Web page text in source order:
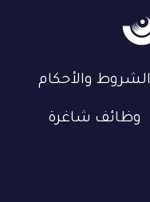
الشروط والأحكام
وظائف شاغرة